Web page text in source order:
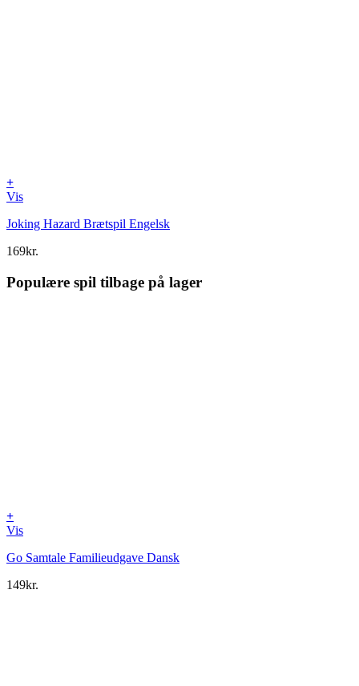
+
Vis
Joking Hazard Brætspil Engelsk
169kr.
Populære spil tilbage på lager
+
Vis
Go Samtale Familieudgave Dansk
149kr.